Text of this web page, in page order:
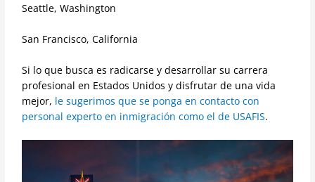
Seattle, Washington
San Francisco, California
Si lo que busca es radicarse y desarrollar su carrera
profesional en Estados Unidos y disfrutar de una vida
mejor, le sugerimos que se ponga en contacto con
personal experto en inmigración como el de USAFIS.